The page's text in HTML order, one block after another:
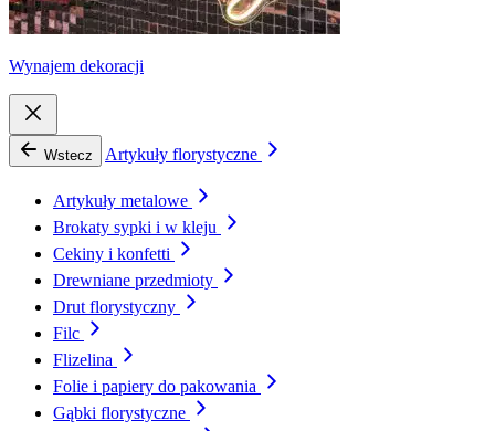
Wynajem dekoracji
Wstecz Artykuły florystyczne
Artykuły metalowe
Brokaty sypki i w kleju
Cekiny i konfetti
Drewniane przedmioty
Drut florystyczny
Filc
Flizelina
Folie i papiery do pakowania
Gąbki florystyczne